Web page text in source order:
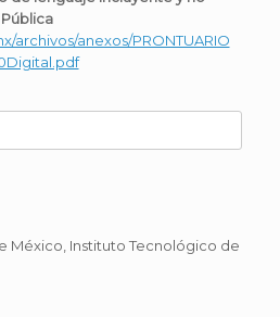
archivos/anexos/PRONTUARIO
México, Instituto Tecnológico de